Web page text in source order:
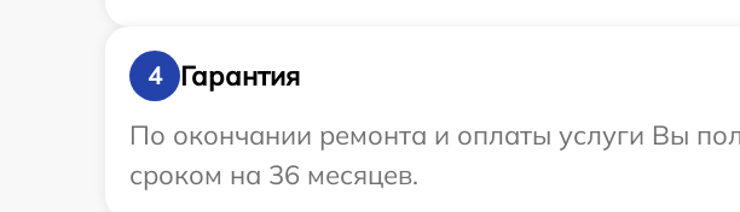
4
Гарантия
По окончании ремонта и оплаты услуги Вы
сроком на 36 месяцев.